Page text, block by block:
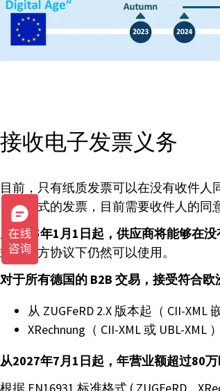
接收电子发票义务
目前，只有纸质发票可以在没有收件人
UBL 格式的发票，目前需要收件人的
从2025年1月1日起，供应商将能够在
式在双方协议下仍然可以使用。
对于所有德国的 B2B 交易，接受符合
从 ZUGFeRD 2.X 版本起（ CII-XML
XRechnung（ CII-XML 或 UBL-XML ）
从2027年7月1日起，年营业额超过80